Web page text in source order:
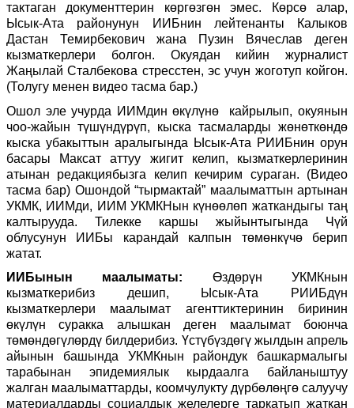
тактаган документтерин көргөзгөн эмес. Көрсө алар,
Ысык-Ата районунун ИИБнин лейтенанты Калыков
Дастан Темирбекович жана Пузин Вячеслав деген
кызматкерлери болгон. Окуядан кийин журналист
Жаңылай Сталбекова стресстен, эс учун жоготуп койгон.
(Толугу менен видео тасма бар.)
Ошол эле учурда ИИМдин өкүлүнө кайрылып, окуянын
чоо-жайын түшүндүрүп, кыска тасмаларды жөнөткөндө
кыска убакыттын аралыгында Ысык-Ата РИИБнин орун
басары Максат аттуу жигит келип, кызматкерлеринин
атынан редакциябызга келип кечирим сураган. (Видео
тасма бар) Ошондой “тырмактай” маалыматтын артынан
УКМК, ИИМди, ИИМ УКМКНын күнөөлөп жаткандыгы таң
калтырууда. Тилекке каршы жыйынтыгында Чүй
облусунун ИИБы карандай калпын төмөнкүчө берип
жатат.
ИИБынын маалыматы: Өздөрүн УКМКнын
кызматкерибиз дешип, Ысык-Ата РИИБдүн
кызматкерлери маалымат агенттиктеринин биринин
өкүлүн суракка алышкан деген маалымат боюнча
төмөндөгүлөрдү билдерибиз. Үстүбүздөгү жылдын апрель
айынын башында УКМКнын райондук башкармалыгы
тарабынан эпидемиялык кырдаалга байланыштуу
жалган маалыматтарды, коомчулукту дүрбөлөңгө салуучу
материалдарды социалдык желелерге таркатып жаткан